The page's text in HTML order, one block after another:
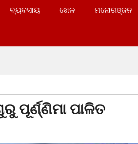
ବ୍ୟବସାୟ ଖେଳ ମନୋରଞ୍ଜନ
ପୂର୍ଣ୍ଣିମା ପାଳିତ